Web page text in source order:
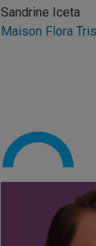
Sandrine Iceta
Maison Flora